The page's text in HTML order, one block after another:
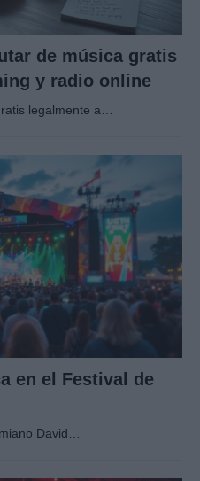
de música gratis
y radio online
legalmente a…
en el Festival de
David…